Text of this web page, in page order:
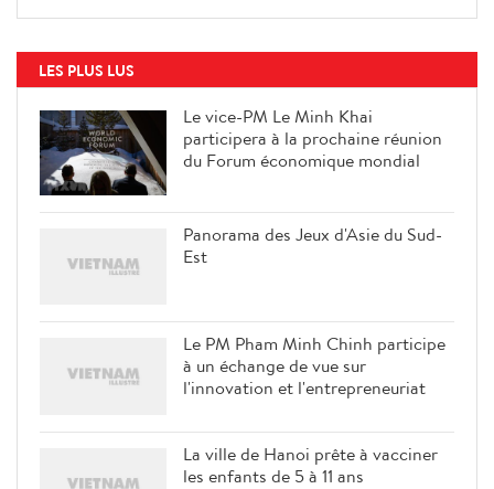
LES PLUS LUS
Le vice-PM Le Minh Khai
participera à la prochaine réunion
du Forum économique mondial
Panorama des Jeux d'Asie du Sud-
Est
Le PM Pham Minh Chinh participe
à un échange de vue sur
l'innovation et l'entrepreneuriat
La ville de Hanoi prête à vacciner
les enfants de 5 à 11 ans